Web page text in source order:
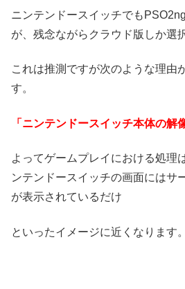
ニンテンドースイッチでも
が、残念ながらクラウド版しか選
これは推測ですが次のような理由
す。
「ニンテンドースイッチ本体の解
よってゲームプレイにおける処理
ンテンドースイッチの画面にはサ
が表示されているだけ
といったイメージに近くなります。